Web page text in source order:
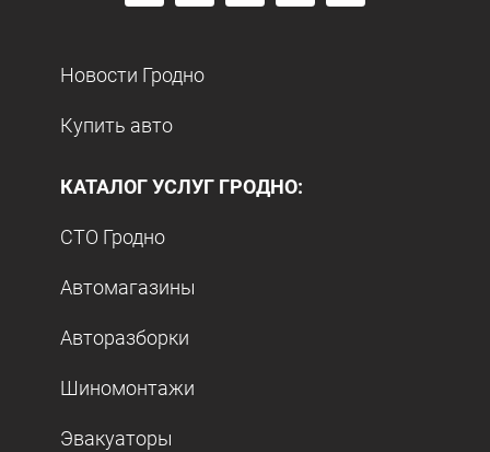
Новости Гродно
Купить авто
КАТАЛОГ УСЛУГ ГРОДНО:
СТО Гродно
Автомагазины
Авторазборки
Шиномонтажи
Эвакуаторы